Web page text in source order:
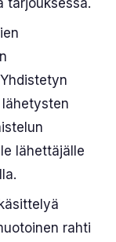
lähettäjälle
rahti